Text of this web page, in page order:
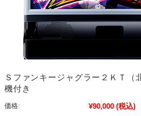
Ｓファンキージャグラー２ＫＴ（
機付き
価格: ¥90,000 (税込)